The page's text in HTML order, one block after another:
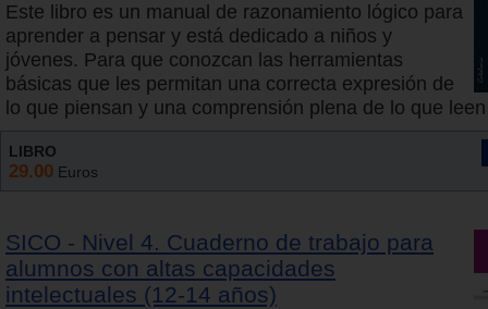
Este libro es un manual de razonamiento lógico para
aprender a pensar y está dedicado a niños y
jóvenes. Para que conozcan las herramientas
básicas que les permitan una correcta expresión de
lo que piensan y una comprensión plena de lo que
LIBRO
29.00 Euros
SICO - Nivel 4. Cuaderno de trabajo para
alumnos con altas capacidades
intelectuales (12-14 años)